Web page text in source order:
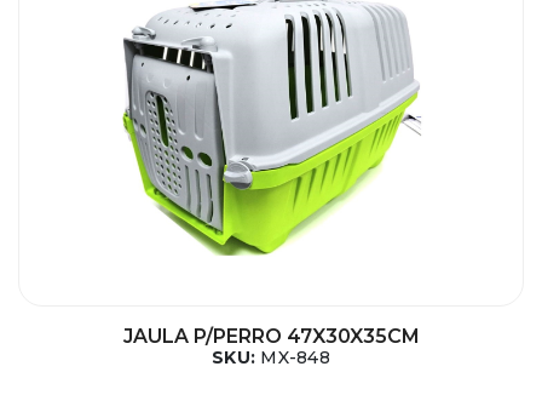
JAULA P/PERRO 47X30X35CM
SKU: MX-848